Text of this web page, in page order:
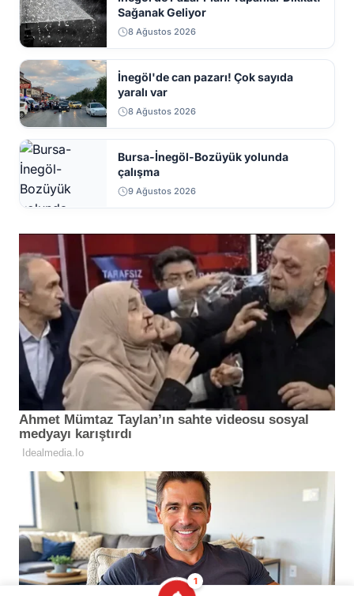
1
Sağanak Geliyor
8 Ağustos 2026
İnegöl'de can pazarı! Çok sayıda
yaralı var
8 Ağustos 2026
Bursa-İnegöl-Bozüyük yolunda
çalışma
9 Ağustos 2026